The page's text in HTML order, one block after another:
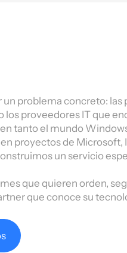
un problema concreto:
los proveedores IT que
tanto el mundo
proyectos de
un servicio
que quieren orden,
que conoce su